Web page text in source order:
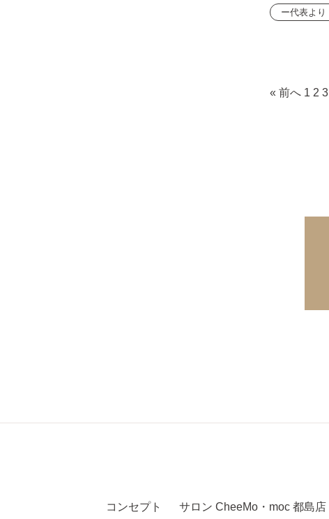
ー代表より
« 前へ 1 2 3
コンセプト サロン CheeMo ・ moc 都島店